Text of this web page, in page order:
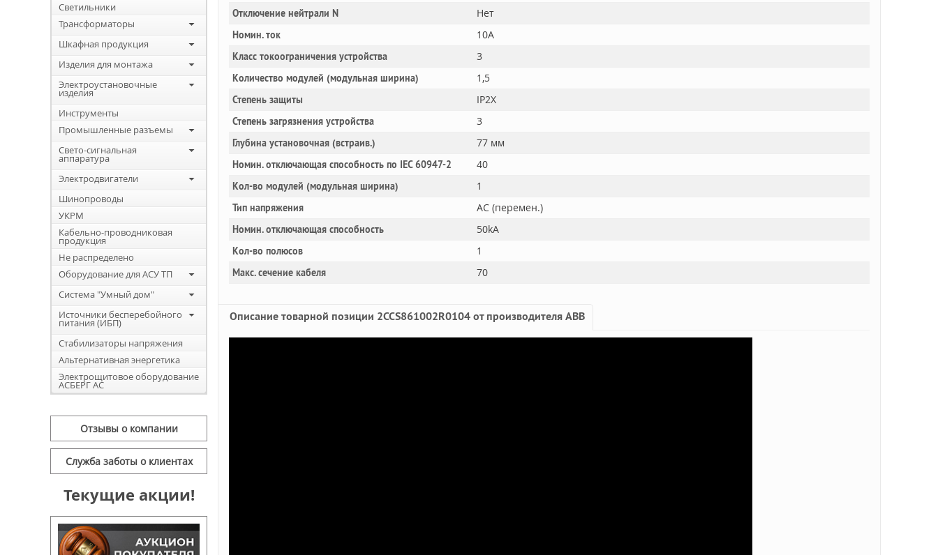
Светильники
Трансформаторы
Шкафная продукция
Изделия для монтажа
Электроустановочные
изделия
Инструменты
Промышленные разъемы
Свето-сигнальная
аппаратура
Электродвигатели
Шинопроводы
УКРМ
Кабельно-проводниковая
продукция
Не распределено
Оборудование для АСУ ТП
Система "Умный дом"
Источники бесперебойного
питания (ИБП)
Стабилизаторы напряжения
Альтернативная энергетика
Электрощитовое оборудование
АСБЕРГ АС
Отзывы о компании
Служба заботы о клиентах
Текущие акции!
Отключение нейтрали N Нет
Номин. ток 10A
Класс токоограничения устройства 3
Количество модулей (модульная ширина) 1,5
Степень защиты IP2X
Степень загрязнения устройства 3
Глубина установочная (встраив.) 77 мм
Номин. отключающая способность по IEC 60947-2 40
Кол-во модулей (модульная ширина) 1
Тип напряжения AC (перемен.)
Номин. отключающая способность 50kA
Кол-во полюсов 1
Макс. сечение кабеля 70
Описание товарной позиции 2CCS861002R0104 от производителя ABB